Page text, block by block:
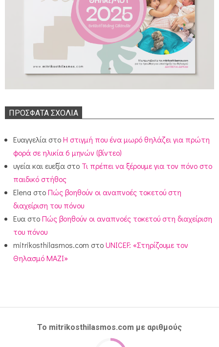
ΠΡΌΣΦΑΤΑ ΣΧΌΛΙΑ
Ευαγγελία στοΗ στιγμή που ένα μωρό θηλάζει για πρώτη
φορά σε ηλικία 6 μηνών (βίντεο)
υγεία και ευεξία στο Τι πρέπει να ξέρουμε για τον πόνο στο
παιδικό στήθος
Elena στοΠώς βοηθούν οι αναπνοές τοκετού στη
διαχείριση του πόνου
Ευα στοΠώς βοηθούν οι αναπνοές τοκετού στη διαχείριση
του πόνου
mitrikosthilasmos.com στοUNICEF: «Στηρίζουμε τον
Θηλασμό ΜΑΖΙ»
Το mitrikosthilasmos.com με αριθμούς